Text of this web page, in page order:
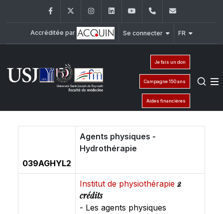
FacebookTwitter InstagramLinkedInYouTube+961 (1) 421 235
Accréditée par Se connecter FR
Je fais un don
Campagne 150 ans
Aides financières
039AGHYL2
Agents physiques -
Hydrothérapie
Institut de physiothérapie2
crédits
- Les agents physiques